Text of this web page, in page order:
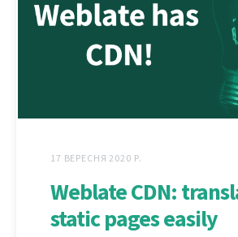
17 ВЕРЕСНЯ 2020 Р.
Weblate CDN:
static pages easily